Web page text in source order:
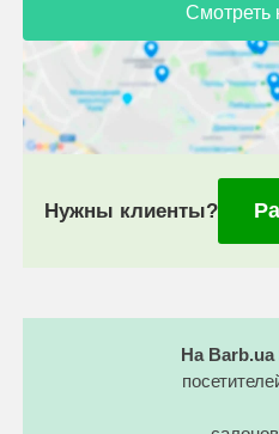
Смотреть
Нужны клиенты?
На Barb.ua